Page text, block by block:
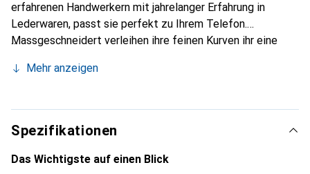
erfahrenen Handwerkern mit jahrelanger Erfahrung in
Lederwaren, passt sie perfekt zu Ihrem Telefon.
Massgeschneidert verleihen ihre feinen Kurven ihr eine
unverzichtbaren Accessoire für Ihr Smartphone.
die Marke Noreve eine zuverlässige Wahl für eine
anspruchsvolle Kundschaft.
Mehr anzeigen
Spezifikationen
Das Wichtigste auf einen Blick